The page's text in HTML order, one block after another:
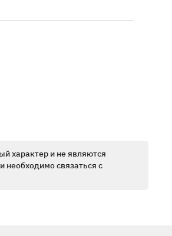
характер и не являются
необходимо связаться с